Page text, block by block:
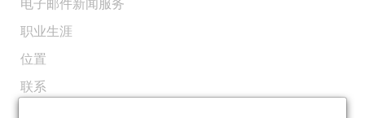
电子邮件新闻服务
职业生涯
位置
联系